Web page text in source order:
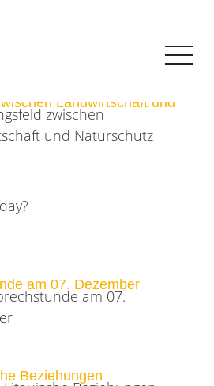
zwischen
und Naturschutz
am 07.